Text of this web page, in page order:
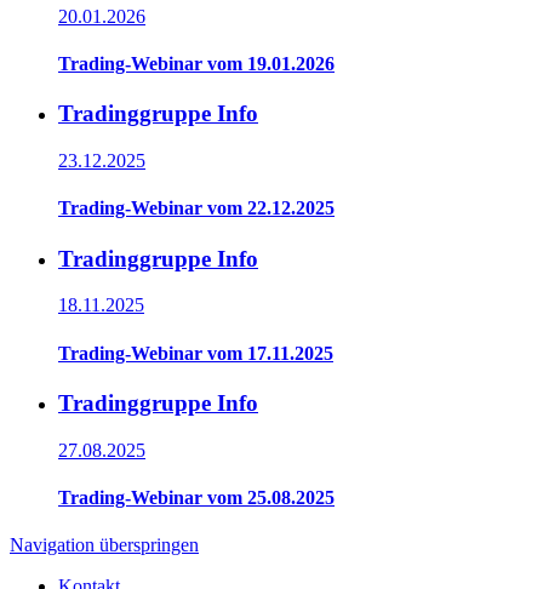
20.01.2026
Trading-Webinar vom 19.01.2026
Tradinggruppe Info
23.12.2025
Trading-Webinar vom 22.12.2025
Tradinggruppe Info
18.11.2025
Trading-Webinar vom 17.11.2025
Tradinggruppe Info
27.08.2025
Trading-Webinar vom 25.08.2025
Navigation überspringen